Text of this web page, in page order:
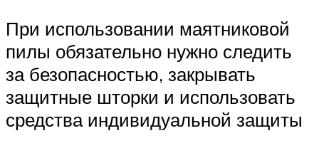
При использовании маятниковой
пилы обязательно нужно следить
за безопасностью, закрывать
защитные шторки и использовать
средства индивидуальной защиты